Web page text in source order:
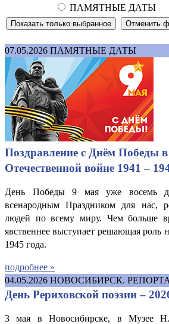
ПАМЯТНЫЕ ДАТЫ
07.05.2026 ПАМЯТНЫЕ ДАТЫ
Поздравление с Днём Победы
Отечественной войне 1941 –
День Победы 9 мая уже восемь
всенародным Праздником для нас,
людей по всему миру. Чем больше
явственнее выступает решающая роль
1945 года.
подробнее »
04.05.2026 НОВОСИБИРСК.
День Рериховской поэзии –
3 мая в Новосибирске, в Музее